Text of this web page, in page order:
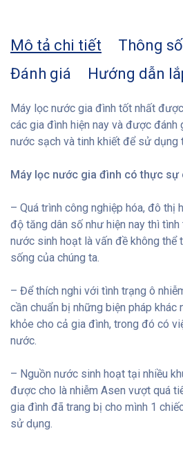
Mô tả chi tiết
Thông
Đánh giá
Hướng dẫn
Máy lọc nước gia đình tốt nhất
các gia đình hiện nay và được
nước sạch và tinh khiết để sử dụng
Máy lọc nước gia đình có thực sự
– Quá trình công nghiệp hóa, đô thị
độ tăng dân số như hiện nay thì tình
nước sinh hoạt là vấn đề không thể
sống của chúng ta.
– Để thích nghi với tình trạng ô
cần chuẩn bị những biện pháp khác
khỏe cho cả gia đình, trong đó có
nước.
– Nguồn nước sinh hoạt tại nhiều
được cho là nhiễm Asen vượt quá
gia đình đã trang bị cho mình 1
sử dụng.